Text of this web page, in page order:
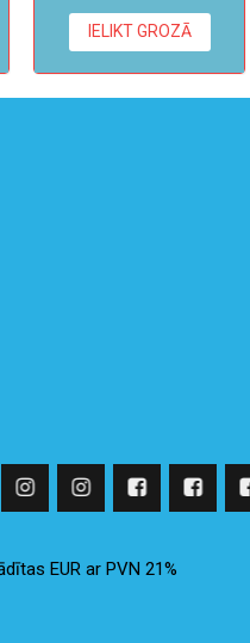
IELIKT GROZĀ
EUR ar PVN 21%